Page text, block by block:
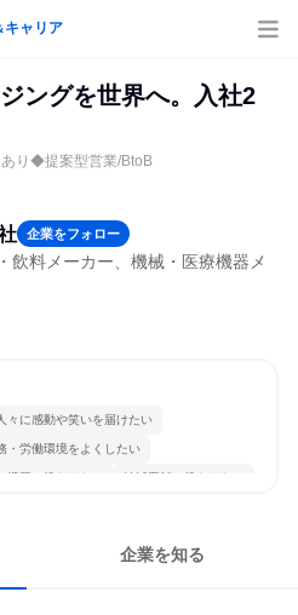
キャリア
ングを世界へ。入社2
り◆提案型営業/BtoB
企業をフォロー
飲料メーカー、機械・医療機器メ
人々に感動や笑いを届けたい
・労働環境をよくしたい
機器に携わりたい 地域貢献に携わりたい
企業を知る